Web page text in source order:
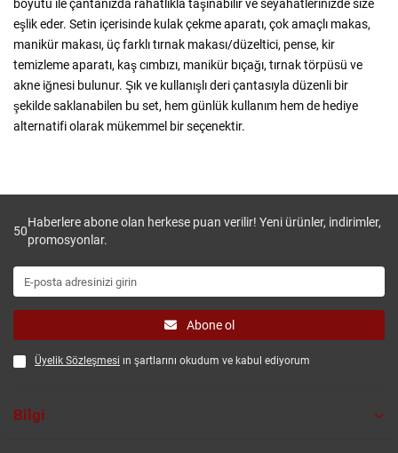
boyutu ile çantanızda rahatlıkla taşınabilir ve seyahatlerinizde size
eşlik eder. Setin içerisinde kulak çekme aparatı, çok amaçlı makas,
manikür makası, üç farklı tırnak makası/düzeltici, pense, kir
temizleme aparatı, kaş cımbızı, manikür bıçağı, tırnak törpüsü ve
akne iğnesi bulunur. Şık ve kullanışlı deri çantasıyla düzenli bir
şekilde saklanabilen bu set, hem günlük kullanım hem de hediye
alternatifi olarak mükemmel bir seçenektir.
50
Haberlere abone olan herkese puan verilir! Yeni ürünler, indirimler,
promosyonlar.
Abone ol
Üyelik Sözleşmesi ın şartlarını okudum ve kabul ediyorum
Bilgi